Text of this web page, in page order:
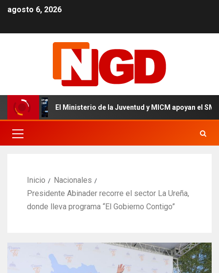
agosto 6, 2026
El Ministerio de la Juventud y MICM apoyan el SMA Talents
Inicio
Nacionales
Presidente Abinader recorre el sector La Ureña,
donde lleva programa “El Gobierno Contigo”